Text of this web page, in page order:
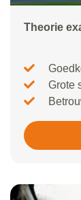
Theorie
Grote